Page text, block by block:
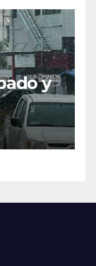
y